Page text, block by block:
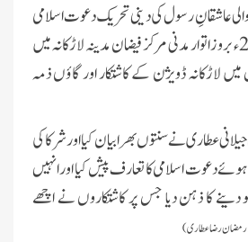
عاشقانِ رسول کی دینی تحریک دعوت اسلامی
کے تحت 29 اکتوبر 2023ء بروز اتوار مدنی مرکز فیضان مدینہ لاڑکانہ میں
میں لاڑکانہ ڈویژن کے کاشتکار اور گاؤں ذمہ
عطاری نے سنتوں بھرا بیان کیا اور شرکا کی
دعوت اسلامی کا تعارف پیش کیا اور انہیں
کا ذہن دیا جس پر کاشتکاروں نے اچھے
رمضان رضا عطاری)